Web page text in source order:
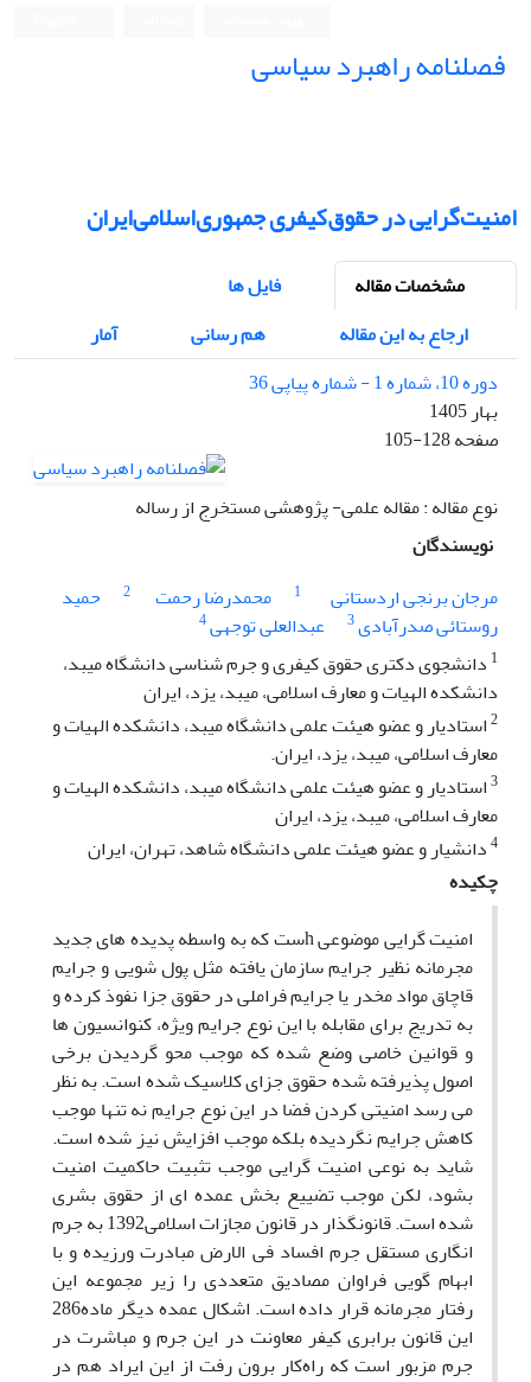
فصلنامه راهبرد سیاسی
امنیت‌گرایی در حقوق‌کیفری جمهوری‌اسلامی‌ایران
مشخصات مقاله
فایل ها
ارجاع به این مقاله
هم رسانی
آمار
دوره 10، شماره 1 - شماره پیاپی 36
بهار 1405
صفحه105-128
نوع مقاله : مقاله علمی- پژوهشی مستخرج از رساله
نویسندگان
مرجان برنجی اردستانی
1 محمدرضا رحمت 2
حمید
روستائی صدرآبادی3 عبدالعلی توجهی4
1 دانشجوی دکتری حقوق کیفری و جرم شناسی دانشگاه میبد،
دانشکده الهیات و معارف اسلامی، میبد، یزد، ایران
2استادیار و عضو هیئت علمی دانشگاه میبد، دانشکده الهیات و
معارف اسلامی، میبد، یزد، ایران.
3استادیار و عضو هیئت علمی دانشگاه میبد، دانشکده الهیات و
معارف اسلامی، میبد، یزد، ایران
4دانشیار و عضو هیئت علمی دانشگاه شاهد، تهران، ایران
چکیده
امنیت‌ گرایی موضوعی‌ hست که به واسطه پدیده‌ های‌ جدید
مجرمانه نظیر جرایم سازمان‌ یافته مثل پول شویی و جرایم
قاچاق مواد مخدر یا جرایم فراملی در حقوق‌ جزا نفوذ کرده و
به‌ تدریج برای مقابله با این‌ نوع جرایم ویژه، کنوانسیون ها
و قوانین‌ خاصی وضع شده که موجب محو گردیدن برخی
اصول پذیرفته شده حقوق‌ جزای‌ کلاسیک شده است. به‌ نظر
می‌ رسد امنیتی‌ کردن فضا در این‌ نوع جرایم نه تنها موجب
کاهش جرایم نگردیده بلکه موجب افزایش نیز شده است.
شاید به‌ نوعی امنیت‌ گرایی موجب تثبیت حاکمیت امنیت
بشود، لکن موجب تضییع بخش عمده‌ ای‌ از حقوق بشری
شده است. قانونگذار در قانون ‌مجازات اسلامی1392 به جرم‌
انگاری مستقل جرم افساد فی‌ الارض مبادرت ورزیده و با
ابهام‌ گویی فراوان مصادیق متعددی را زیر مجموعه‌ این‌
رفتار مجرمانه قرار داده است. اشکال عمده دیگر ماده286
این‌ قانون برابری کیفر معاونت در این‌ جرم و مباشرت در
جرم مزبور است که راه‌کار برون‌ رفت از این‌ ایراد هم در